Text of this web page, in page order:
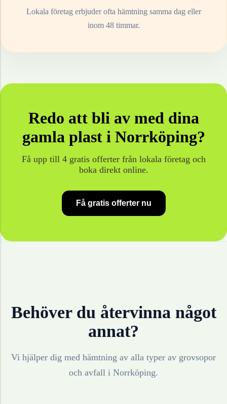
Lokala företag erbjuder ofta hämtning samma dag eller
inom 48 timmar.
Redo att bli av med dina
gamla plasti Norrköping?
Få upp till 4 gratis offerter från lokala företag och
boka direkt online.
Få gratis offerter nu
Behöver du återvinna något
annat?
Vi hjälper dig med hämtning av alla typer av grovsopor
och avfall i Norrköping.